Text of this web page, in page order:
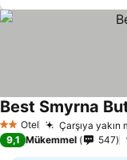
2 Yıldız
Otel Çarşıya yakın
Best Smyrna
9,1 Mükemmel 547